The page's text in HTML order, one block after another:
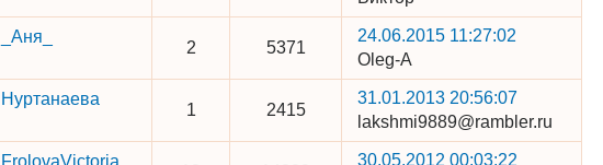
_Аня_
2 5371
24.06.2015 11:27:02
Oleg-A
Нуртанаева
1 2415
31.01.2013 20:56:07
lakshmi9889@rambler.ru
FrolovaVictoria
30.05.2012 00:03:22